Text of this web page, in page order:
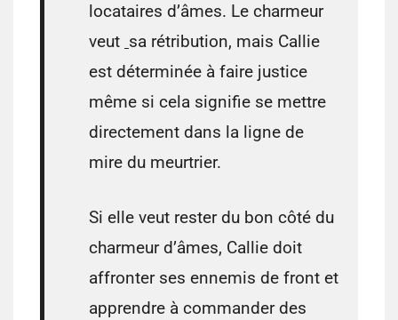
locataires d’âmes. Le charmeur
veut sa rétribution, mais Callie
est déterminée à faire justice
même si cela signifie se mettre
directement dans la ligne de
mire du meurtrier.
Si elle veut rester du bon côté du
charmeur d’âmes, Callie doit
affronter ses ennemis de front et
apprendre à commander des